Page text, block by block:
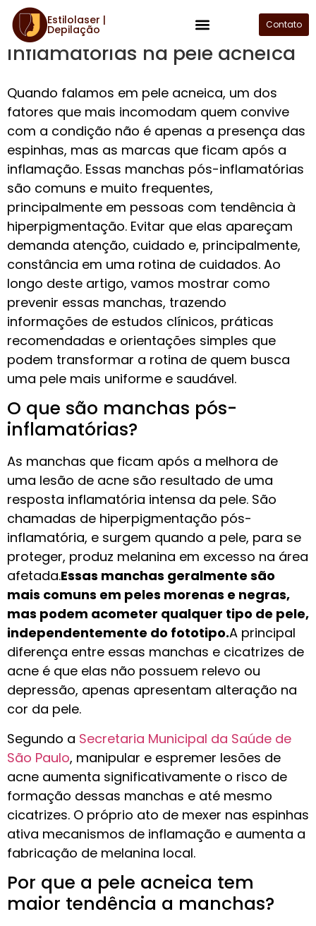
Estilolaser |
Depilação Contato
Como prevenir manchas pós-
inflamatórias na pele acneica
Quando falamos em pele acneica, um dos
fatores que mais incomodam quem convive
com a condição não é apenas a presença das
espinhas, mas as marcas que ficam após a
inflamação. Essas manchas pós-inflamatórias
são comuns e muito frequentes,
principalmente em pessoas com tendência à
hiperpigmentação. Evitar que elas apareçam
demanda atenção, cuidado e, principalmente,
constância em uma rotina de cuidados. Ao
longo deste artigo, vamos mostrar como
prevenir essas manchas, trazendo
informações de estudos clínicos, práticas
recomendadas e orientações simples que
podem transformar a rotina de quem busca
uma pele mais uniforme e saudável.
O que são manchas pós-
inflamatórias?
As manchas que ficam após a melhora de
uma lesão de acne são resultado de uma
resposta inflamatória intensa da pele. São
chamadas de hiperpigmentação pós-
inflamatória, e surgem quando a pele, para se
proteger, produz melanina em excesso na área
afetada.Essas manchas geralmente são
mais comuns em peles morenas e negras,
mas podem acometer qualquer tipo de pele,
independentemente do fototipo.A principal
diferença entre essas manchas e cicatrizes de
acne é que elas não possuem relevo ou
depressão, apenas apresentam alteração na
cor da pele.
Segundo a Secretaria Municipal da Saúde de
São Paulo, manipular e espremer lesões de
acne aumenta significativamente o risco de
formação dessas manchas e até mesmo
cicatrizes. O próprio ato de mexer nas espinhas
ativa mecanismos de inflamação e aumenta a
fabricação de melanina local.
Por que a pele acneica tem
maior tendência a manchas?